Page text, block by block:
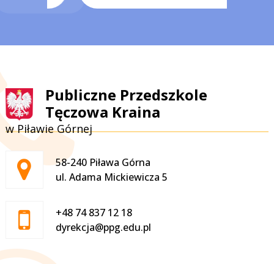
Publiczne Przedszkole
Tęczowa Kraina
w Piławie Górnej
Adres pocztowy:
58-240 Piława Górna
ul. Adama Mickiewicza 5
+48 74 837 12 18
dyrekcja@ppg.edu.pl